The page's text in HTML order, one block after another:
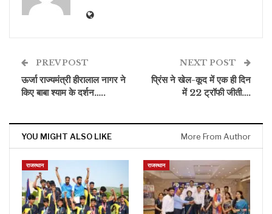
PREV POST
ऊर्जा राज्यमंत्री हीरालाल नागर ने
किए बाबा श्याम के दर्शन…..
NEXT POST
प्रिंस ने खेल-कूद में एक ही दिन
में 22 ट्रॉफी जीती….
YOU MIGHT ALSO LIKE More From Author
राजस्थान राजस्थान